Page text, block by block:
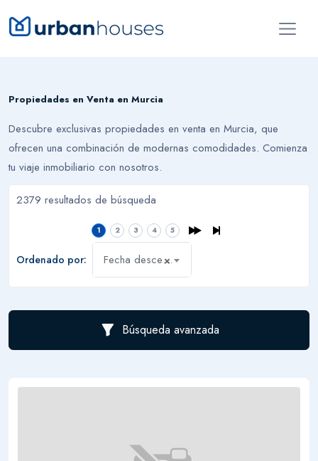
Propiedades en Venta en Murcia
Descubre exclusivas propiedades en venta en Murcia, que
ofrecen una combinación de modernas comodidades. Comienza
tu viaje inmobiliario con nosotros.
2379 resultados de búsqueda
1 2 3 4 5
Ordenado por: ×
Fecha descendente
Búsqueda avanzada